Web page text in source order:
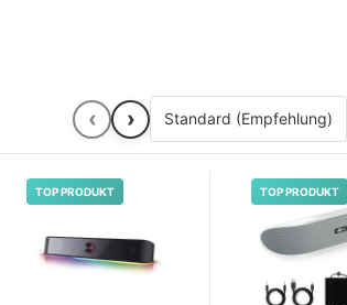
‹ ›
TOP PRODUKT TOP PRODUKT